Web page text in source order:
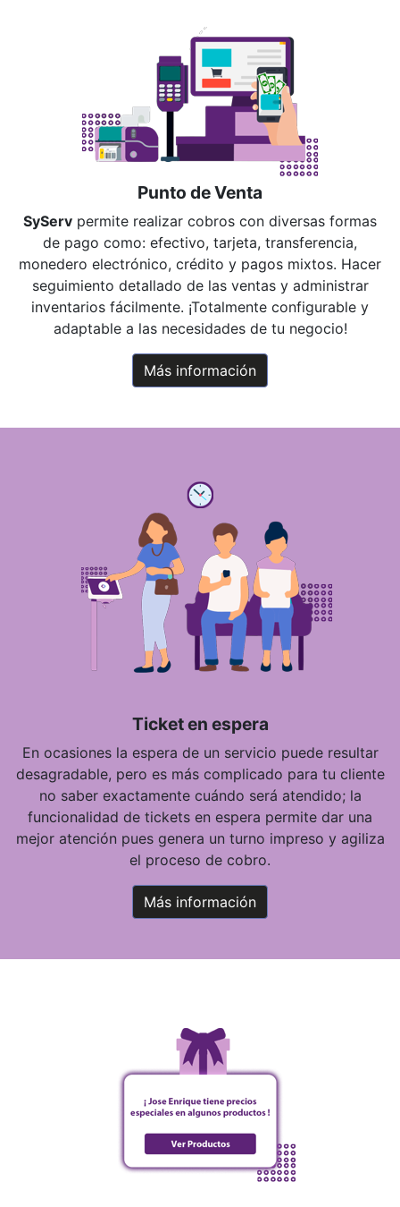
Punto de Venta
SyServ permite realizar cobros con diversas formas
de pago como: efectivo, tarjeta, transferencia,
monedero electrónico, crédito y pagos mixtos. Hacer
seguimiento detallado de las ventas y administrar
inventarios fácilmente. ¡Totalmente configurable y
adaptable a las necesidades de tu negocio!
Más información
Ticket en espera
En ocasiones la espera de un servicio puede resultar
desagradable, pero es más complicado para tu cliente
no saber exactamente cuándo será atendido; la
funcionalidad de tickets en espera permite dar una
mejor atención pues genera un turno impreso y agiliza
el proceso de cobro.
Más información